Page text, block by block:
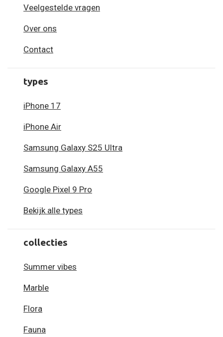
Veelgestelde vragen
Over ons
Contact
types
iPhone 17
iPhone Air
Samsung Galaxy S25 Ultra
Samsung Galaxy A55
Google Pixel 9 Pro
Bekijk alle types
collecties
Summer vibes
Marble
Flora
Fauna